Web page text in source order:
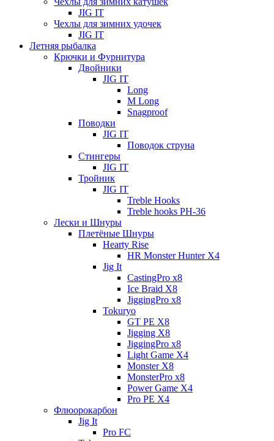
JIG IT
Чехлы для зимних удочек
JIG IT
Летняя рыбалка
Крючки и Фурнитура
Двойники
JIG IT
Long
M Long
Snagproof
Поводки
JIG IT
Поводок струна
Стингеры
JIG IT
Тройник
JIG IT
Treble Hooks
Treble hooks PH-36
Лески и Шнуры
Плетёные Шнуры
Hearty Rise
HR Monster Hunter X4
Jig It
CastingPro x8
Ice Braid X8
JiggingPro x8
Tokuryo
GT PE X8
Jigging X8
JiggingPro x8
Light Game X4
Monster X8
MonsterPro x8
Power Game X4
Pro PE X4
Флюорокарбон
Jig It
Pro FC